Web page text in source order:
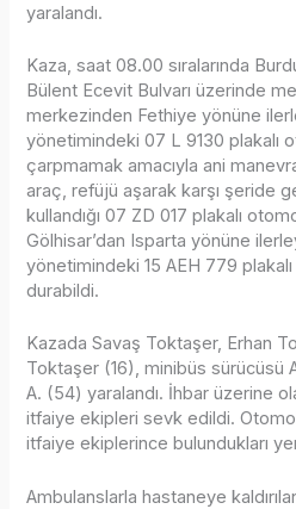
yaralandı.
Kaza, saat 08.00 sıralarında
Bülent Ecevit Bulvarı üzerinde
merkezinden Fethiye yönüne
yönetimindeki 07 L 9130 plakalı
çarpmamak amacıyla ani
araç, refüjü aşarak karşı şeride
kullandığı 07 ZD 017 plakalı
Gölhisar’dan Isparta yönüne
yönetimindeki 15 AEH 779
durabildi.
Kazada Savaş Toktaşer, Erhan
Toktaşer (16), minibüs sürücüsü
A. (54) yaralandı. İhbar üzerine
itfaiye ekipleri sevk edildi.
itfaiye ekiplerince bulundukları
Ambulanslarla hastaneye